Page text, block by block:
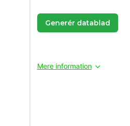
Generér datablad
Mere information